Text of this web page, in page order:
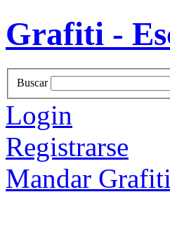
Grafiti -
Buscar
Login
Registrarse
Mandar Grafiti